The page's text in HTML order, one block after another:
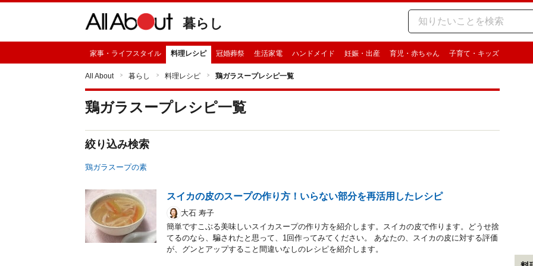
暮らし
家事・ライフスタイル 料理レシピ 冠婚葬祭 生活家電 ハンドメイド 妊娠・出産 育児・赤ちゃん 子育て・キッズ
All About 暮らし 料理レシピ 鶏ガラスープレシピ一覧
鶏ガラスープレシピ一覧
絞り込み検索
鶏ガラスープの素
スイカの皮のスープの作り方！いらない部分を再活用したレシピ
大石 寿子
簡単ですこぶる美味しいスイカスープの作り方を紹介します。スイカの皮で作ります。どうせ捨
てるのなら、騙されたと思って、1回作ってみてください。 あなたの、スイカの皮に対する評価
が、グンとアップすること間違いなしのレシピを紹介します。